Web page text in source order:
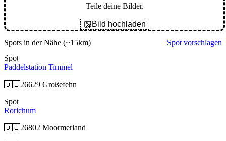
Teile deine Bilder.
Bild hochladen
Spots in der Nähe (~15km)
Spot vorschlagen
Spot
Paddelstation Timmel
🇩🇪26629 Großefehn
Spot
Rorichum
🇩🇪26802 Moormerland